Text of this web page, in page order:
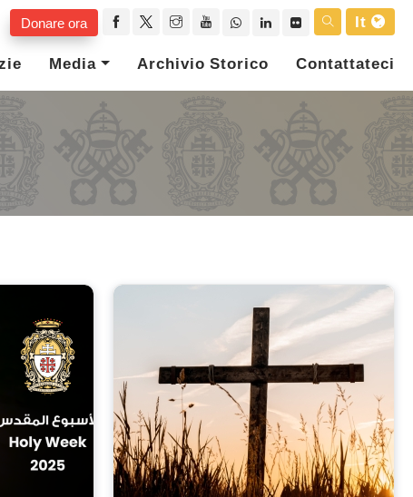
Donare ora
It
Media Archivio Storico Contattateci